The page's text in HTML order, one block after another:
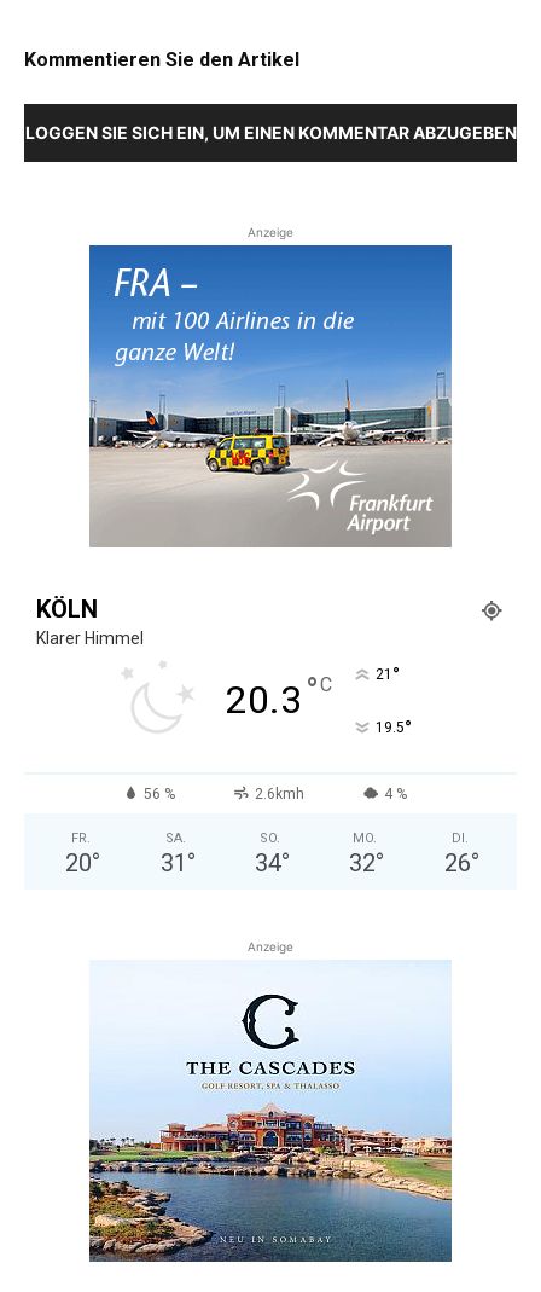
Kommentieren Sie den Artikel
LOGGEN SIE SICH EIN, UM EINEN KOMMENTAR ABZUGEBEN
Anzeige
KÖLN
Klarer Himmel
20.3 °C 21 °
19.5°
56 % 2.6kmh 4 %
FR.
20°
SA.
31 °
SO.
34°
MO.
32°
DI.
26°
Anzeige